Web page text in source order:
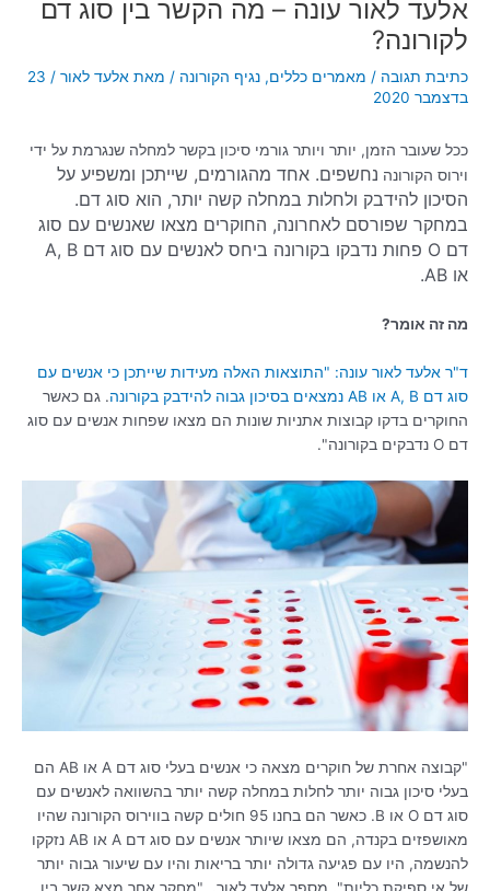
אלעד לאור עונה – מה הקשר בין סוג דם
לקורונה?
כתיבת תגובה / מאמרים כללים, נגיף הקורונה / מאת אלעד לאור /
23
בדצמבר 2020
ככל שעובר הזמן, יותר ויותר גורמי סיכון בקשר למחלה שנגרמת על ידי
וירוס הקורונה נחשפים. אחד מהגורמים, שייתכן ומשפיע על
הסיכון להידבק ולחלות במחלה קשה יותר, הוא סוג דם.
במחקר שפורסם לאחרונה, החוקרים מצאו שאנשים עם סוג
או AB.
מה זה אומר?
ד"ר אלעד לאור עונה: "התוצאות האלה מעידות שייתכן כי אנשים עם
סוג דם A, B או AB נמצאים בסיכון גבוה להידבק בקורונה
. גם כאשר
החוקרים בדקו קבוצות אתניות שונות הם מצאו שפחות אנשים עם סוג
דם O נדבקים בקורונה".
"קבוצה אחרת של חוקרים מצאה כי אנשים בעלי סוג דם A או AB הם
בעלי סיכון גבוה יותר לחלות במחלה קשה יותר בהשוואה לאנשים עם
סוג דם O או B. כאשר הם בחנו 95 חולים קשה בווירוס הקורונה שהיו
מאושפזים בקנדה, הם מצאו שיותר אנשים עם סוג דם A או AB נזקקו
להנשמה, היו עם פגיעה גדולה יותר בריאות והיו עם שיעור גבוה יותר